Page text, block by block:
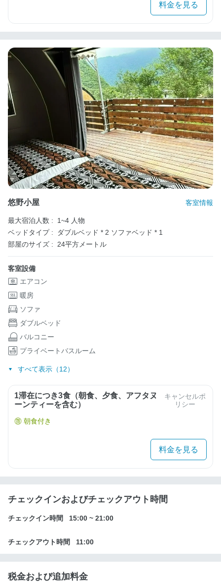
料金を見る
悠野小屋 客室情報
最大宿泊人数 :
1~4 人物
ベッドタイプ :
ダブルベッド * 2 ソファベッド * 1
部屋のサイズ : 24平方メートル
客室設備
エアコン
暖房
ソファ
ダブルベッド
バルコニー
プライベートバスルーム
すべて表示（12）
1滞在につき3食（朝食、夕食、アフタヌ
ーンティーを含む）
キャンセルポ
リシー
朝食付き
料金を見る
チェックインおよびチェックアウト時間
チェックイン時間 15:00 ~ 21:00
チェックアウト時間 11:00
税金および追加料金